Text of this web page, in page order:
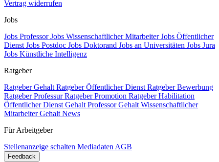
Vertrag widerrufen
Jobs
Jobs ProfessorJobs Wissenschaftlicher MitarbeiterJobs Öffentlicher
Dienst Jobs Postdoc Jobs Doktorand Jobs an Universitäten Jobs Jura
Jobs Künstliche Intelligenz
Ratgeber
Ratgeber Gehalt Ratgeber Öffentlicher Dienst Ratgeber Bewerbung
Ratgeber ProfessurRatgeber Promotion Ratgeber Habilitation
Öffentlicher Dienst Gehalt Professor Gehalt Wissenschaftlicher
Mitarbeiter Gehalt News
Für Arbeitgeber
Stellenanzeige schalten Mediadaten AGB
Feedback